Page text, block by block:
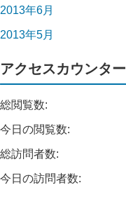
2013年6月
2013年5月
アクセスカウンター
総閲覧数:
今日の閲覧数:
総訪問者数:
今日の訪問者数: